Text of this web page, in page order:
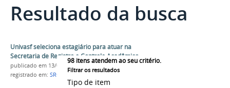
Resultado da busca
98 itens atendem ao seu critério.
Filtrar os resultados
Tipo de item
Univasf seleciona estagiário para atuar na
Secretaria de Registro e Controle Acadêmico
publicado em 13/04/2026
registrado em: SRCA Seleção,Estágio